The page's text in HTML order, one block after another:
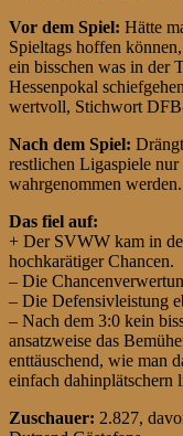
Vor dem Spiel: Hätte
Spieltags hoffen
ein bisschen was in der
Hessenpokal
wertvoll, Stichwort
Nach dem Spiel:
restlichen Ligaspiele
wahrgenommen werden.
Das fiel auf:
+ Der SVWW kam in
hochkarätiger Chancen.
– Die
– Die Defensivleistung
– Nach dem 3:0 kein
ansatzweise das
enttäuschend, wie man
einfach dahinplätschern
Zuschauer: 2.827,